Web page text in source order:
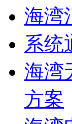
海湾
系统
海湾
方案